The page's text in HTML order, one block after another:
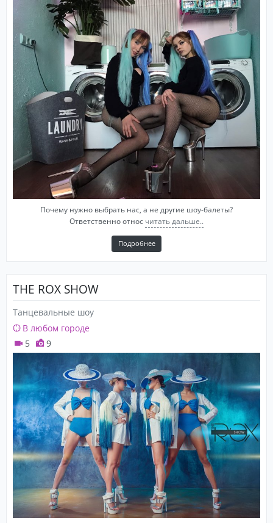
Почему нужно выбрать нас, а не другие шоу-балеты?
Ответственно относ читать дальше..
Подробнее
THE ROX SHOW
Танцевальные шоу
В любом городе
5
9